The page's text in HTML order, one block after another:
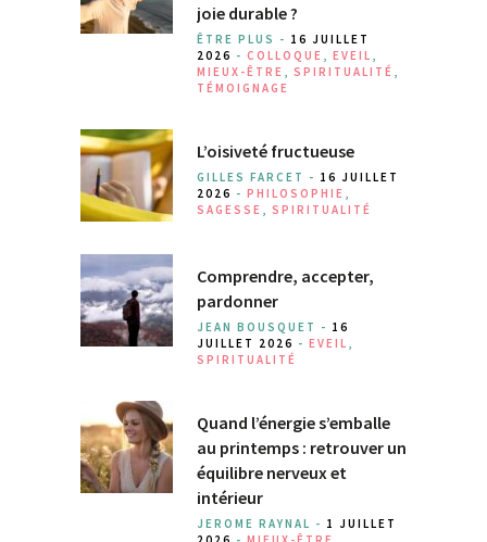
joie durable ?
ÊTRE PLUS - 16 JUILLET
2026 - COLLOQUE EVEIL
MIEUX-ÊTRE
SPIRITUALITÉ
TÉMOIGNAGE
L’oisiveté fructueuse
GILLES FARCET - 16 JUILLET
2026 - PHILOSOPHIE
SAGESSE
SPIRITUALITÉ
Comprendre, accepter,
pardonner
JEAN BOUSQUET - 16
JUILLET 2026 - EVEIL
SPIRITUALITÉ
Quand l’énergie s’emballe
au printemps : retrouver un
équilibre nerveux et
intérieur
JEROME RAYNAL - 1 JUILLET